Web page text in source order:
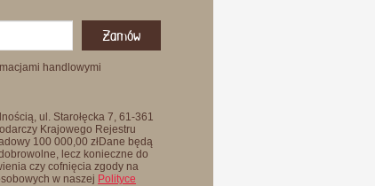
Zamów
handlowymi
ul. Starołęcka 7, 61-361
Krajowego Rejestru
100 000,00 złDane będą
lecz konieczne do
czy cofnięcia zgody na
w naszej Polityce